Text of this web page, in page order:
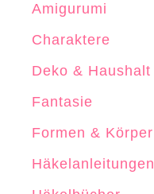
Amigurumi
Charaktere
Deko & Haushalt
Fantasie
Formen & Körper
Häkelanleitungen